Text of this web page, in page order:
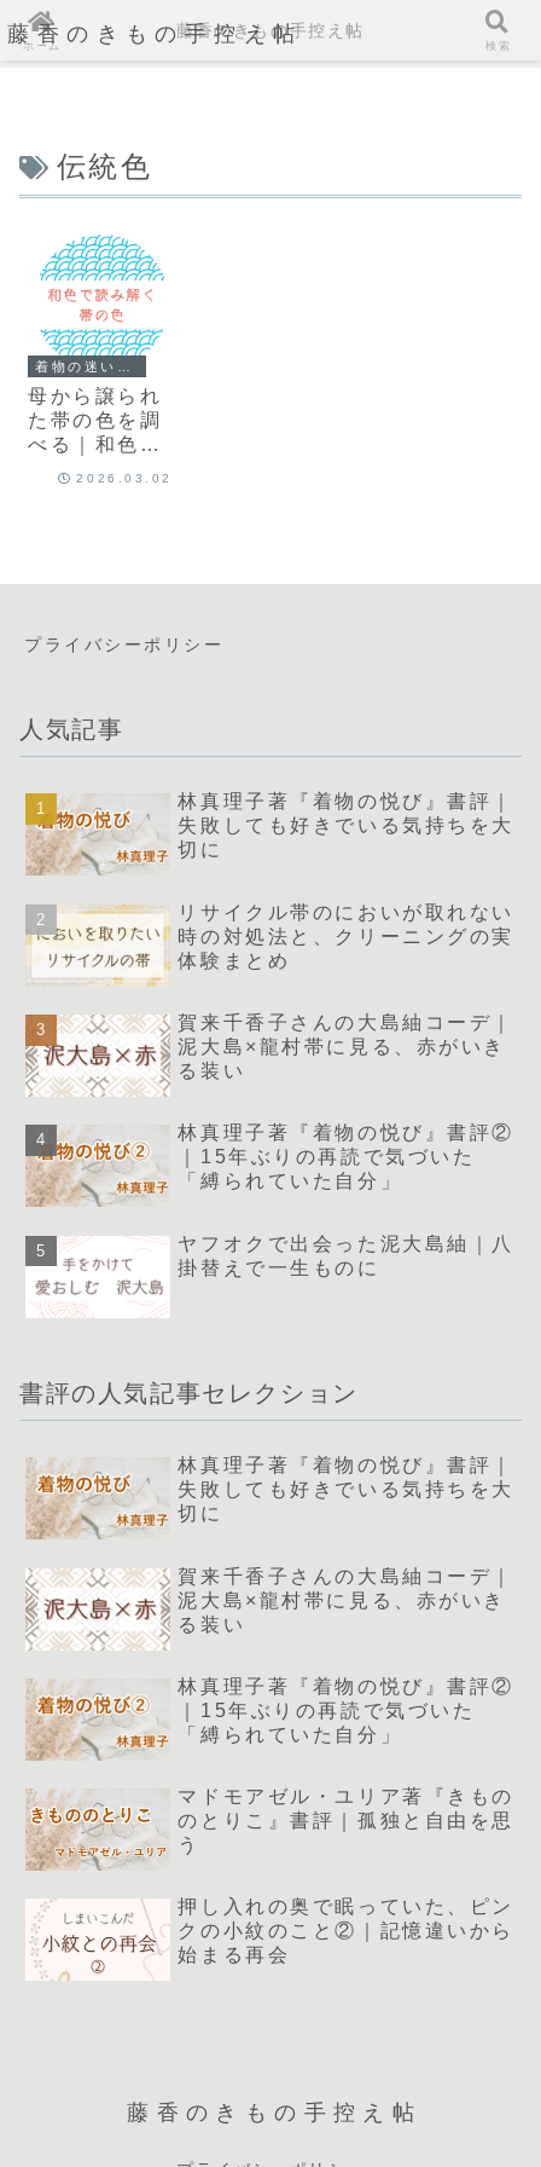
藤香のきもの手控え帖
伝統色
母から譲られ
た帯の色を調
べる｜和色の
意味から見え
2026.03.02
プライバシーポリシー
人気記事
林真理子著『着物の悦び』書評｜
失敗しても好きでいる気持ちを大
切に
リサイクル帯のにおいが取れない
時の対処法と、クリーニングの実
体験まとめ
賀来千香子さんの大島紬コーデ｜
泥大島×龍村帯に見る、赤がいき
る装い
林真理子著『着物の悦び』書評②
｜15年ぶりの再読で気づいた
「縛られていた自分」
ヤフオクで出会った泥大島紬｜八
掛替えで一生ものに
書評の人気記事セレクション
林真理子著『着物の悦び』書評｜
失敗しても好きでいる気持ちを大
切に
賀来千香子さんの大島紬コーデ｜
泥大島×龍村帯に見る、赤がいき
る装い
林真理子著『着物の悦び』書評②
｜15年ぶりの再読で気づいた
「縛られていた自分」
マドモアゼル・ユリア著『きもの
のとりこ』書評｜孤独と自由を思
う
押し入れの奥で眠っていた、ピン
クの小紋のこと②｜記憶違いから
始まる再会
藤香のきもの手控え帖
ホーム
藤香のきもの手控え帖
検索